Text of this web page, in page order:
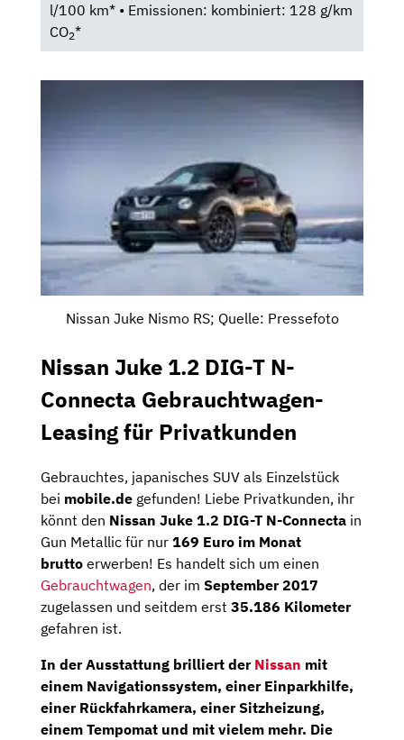
l/100 km* • Emissionen: kombiniert: 128 g/km
CO2*
Nissan Juke Nismo RS; Quelle: Pressefoto
Nissan Juke 1.2 DIG-T N-
Connecta Gebrauchtwagen-
Leasing für Privatkunden
Gebrauchtes, japanisches SUV als Einzelstück
bei mobile.de gefunden! Liebe Privatkunden, ihr
könnt den Nissan Juke 1.2 DIG-T N-Connecta in
Gun Metallic für nur 169 Euro im Monat
brutto erwerben! Es handelt sich um einen
Gebrauchtwagen, der im September 2017
zugelassen und seitdem erst 35.186 Kilometer
gefahren ist.
In der Ausstattung brilliert der Nissan mit
einem Navigationssystem, einer Einparkhilfe,
einer Rückfahrkamera, einerSitzheizung,
einem Tempomat und mit vielem mehr. Die